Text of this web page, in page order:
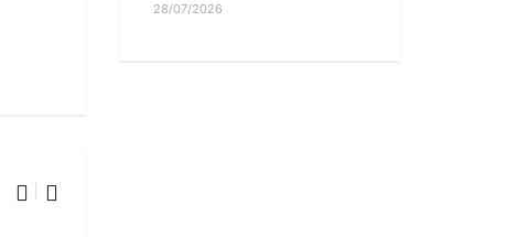
28/07/2026